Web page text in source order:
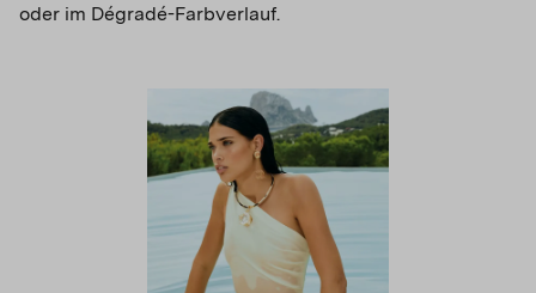
oder im Dégradé-Farbverlauf.